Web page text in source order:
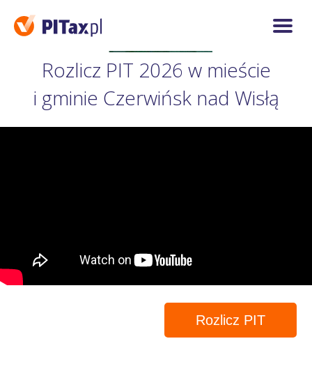
Rozlicz PIT 2026 w mieście
i gminie Czerwińsk nad Wisłą
Rozlicz PIT